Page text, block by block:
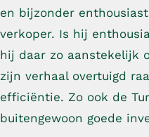
en bijzonder
verkoper. Is hij
hij daar zo aanstekelijk
zijn verhaal overtuigd
efficiëntie. Zo ook de
buitengewoon goede